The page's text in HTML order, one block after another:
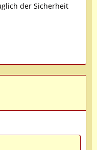
der Sicherheit